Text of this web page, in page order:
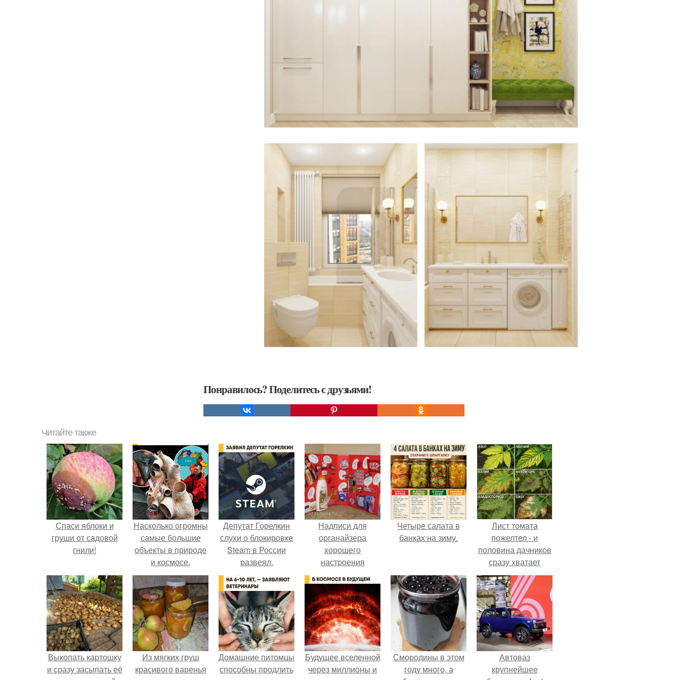
Понравилось? Поделитесь с друзьями!
Читайте также
Спаси яблоки и
груши от садовой
гнили!
Насколько огромны
самые большие
объекты в природе
и космосе.
Депутат Горелкин
слухи о блокировке
Steam в России
развеял.
Надписи для
органайзера
хорошего
настроения
распечатать. Идеи
"Органайзеров
Хорошего
Настроения" с
примерами
подарочков.
Четыре салата в
банках на зиму.
Лист томата
пожелтел - и
половина дачников
сразу хватает
удобрение.
Выкопать картошку
и сразу засыпать её
Из мягких груш
красивого варенья
Домашние питомцы
способны продлить
Будущее вселенной
через миллионы и
Смородины в этом
году много, а
Автоваз
крупнейшее